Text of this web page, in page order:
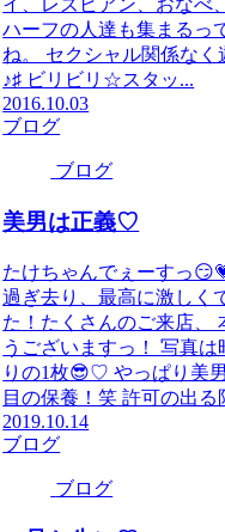
イ、レズビアン、おなべ
ハーフの人達も集まるっ
ね。 セクシャル関係なく
♪♯ ビリビリ☆スタッ...
2016.10.03
ブログ
ブログ
美男は正義♡
たけちゃんでぇーすっ
過ぎ去り、最高に激しく
た！たくさんのご来店、
うございますっ！ 写真は
りの1枚😎♡ やっぱり美
目の保養！笑 許可の出る
2019.10.14
ブログ
ブログ